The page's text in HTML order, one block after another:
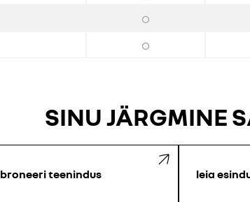
SINU JÄRGMINE
broneeri teenindus leia